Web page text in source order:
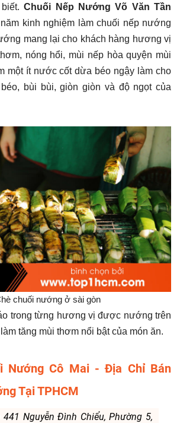
biết.Chuối Nếp Nướng Võ Văn Tần
kinh nghiệm làm chuối nếp nướng
mang lại cho khách hàng hương vị
nóng hổi, mùi nếp hòa quyện mùi
một ít nước cốt dừa béo ngậy làm cho
bùi bùi, giòn giòn và độ ngọt của
chuối nướng ở sài gòn
trong từng hương vị được nướng trên
tăng mùi thơm nổi bật của món ăn.
Nướng Cô Mai - Địa Chỉ Bán
Tại TPHCM
Nguyễn Đình Chiểu, Phường 5,